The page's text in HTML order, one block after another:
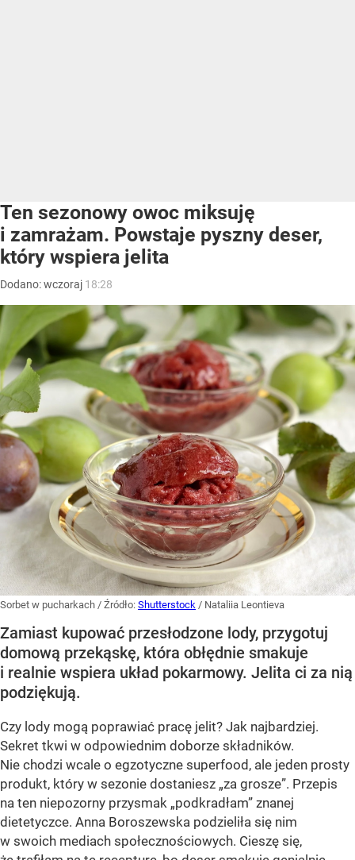
Ten sezonowy owoc miksuję
i zamrażam. Powstaje pyszny deser,
który wspiera jelita
Dodano:wczoraj 18:28
Sorbet w pucharkach / Źródło: Shutterstock / Nataliia Leontieva
Zamiast kupować przesłodzone lody, przygotuj
domową przekąskę, która obłędnie smakuje
i realnie wspiera układ pokarmowy. Jelita ci za nią
podziękują.
Czy lody mogą poprawiać pracę jelit? Jak najbardziej.
Sekret tkwi w odpowiednim doborze składników.
Nie chodzi wcale o egzotyczne superfood, ale jeden prosty
produkt, który w sezonie dostaniesz „za grosze”. Przepis
na ten niepozorny przysmak „podkradłam” znanej
dietetyczce. Anna Boroszewska podzieliła się nim
w swoich mediach społecznościowych. Cieszę się,